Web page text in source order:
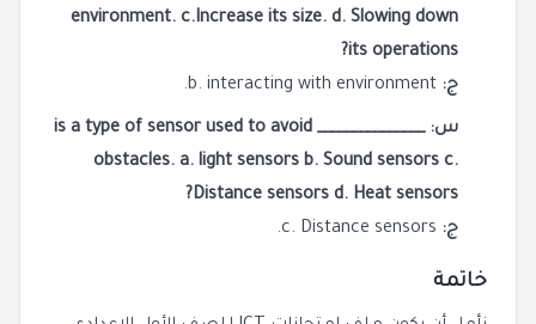
environment. c.Increase its size. d. Slowing down
its operations?
ج:
س: _______________ is a type of sensor used to avoid
obstacles. a. light sensors b. Sound sensors c.
Distance sensors d. Heat sensors?
ج:
خاتمة